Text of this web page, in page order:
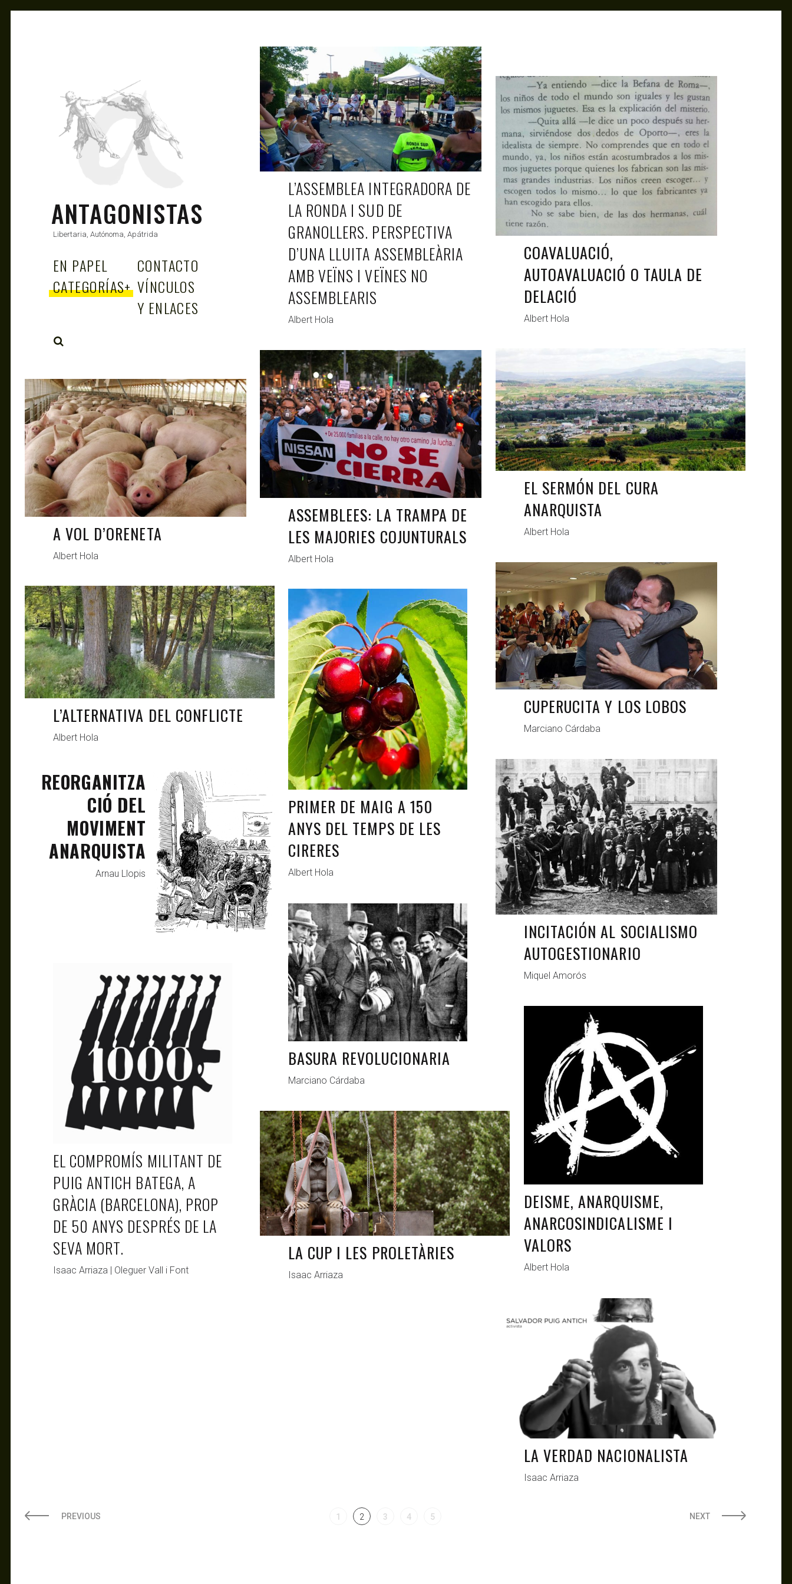
ANTAGONISTAS
Libertaria, Autónoma, Apátrida
EN PAPEL
CONTACTO
CATEGORÍAS+ VÍNCULOS
Y ENLACES
ALBERT HOLA AUG 5, 2021
L’ASSEMBLEA INTEGRADORA DE
LA RONDA I SUD DE
GRANOLLERS. PERSPECTIVA
D’UNA LLUITA ASSEMBLEÀRIA
AMB VEÏNS I VEÏNES NO
ASSEMBLEARIS
Albert Hola
ANTAGONISTAS JUL 14, 2021
COAVALUACIÓ,
AUTOAVALUACIÓ O TAULA DE
DELACIÓ
Albert Hola
EL SERMÓN DEL CURA
ANARQUISTA
Albert Hola
ANTAGONISTAS JUN 9, 2021
ASSEMBLEES: LA TRAMPA DE
LES MAJORIES COJUNTURALS
Albert Hola
ANTAGONISTAS JUN 2, 2021
A VOL D’ORENETA
Albert Hola
ANTAGONISTAS MAY 26, 2021
CUPERUCITA Y LOS LOBOS
Marciano Cárdaba
ANTAGONISTAS MAY 18, 2021
L’ALTERNATIVA DEL CONFLICTE
Albert Hola
ANTAGONISTAS MAY 1, 2021
PRIMER DE MAIG A 150
ANYS DEL TEMPS DE LES
CIRERES
Albert Hola
ANTAGONISTAS MAR 24, 2021
INCITACIÓN AL SOCIALISMO
AUTOGESTIONARIO
Miquel Amorós
ANTAGONISTAS
MAR 17, 2021
REORGANITZA
CIÓ DEL
MOVIMENT
ANARQUISTA
Arnau Llopis
ANTAGONISTAS MAR 10, 2021
BASURA REVOLUCIONARIA
Marciano Cárdaba
ANTAGONISTAS MAR 7, 2021
EL COMPROMÍS MILITANT DE
PUIG ANTICH BATEGA, A
GRÀCIA (BARCELONA), PROP
DE 50 ANYS DESPRÉS DE LA
SEVA MORT.
Isaac Arriaza | Oleguer Vall i Font
ANTAGONISTAS
DEISME, ANARQUISME,
ANARCOSINDICALISME I
VALORS
Albert Hola
ANTAGONISTAS FEB 26, 2021
LA CUP I LES PROLETÀRIES
Isaac Arriaza
ANTAGONISTAS FEB 12, 2021
LA VERDAD NACIONALISTA
Isaac Arriaza
PREVIOUS 1 2 3 4 5 NEXT